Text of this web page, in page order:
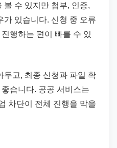
볼 수 있지만 첨부, 인증,
가 있습니다. 신청 중 오류
행하는 편이 빠를 수 있
두고, 최종 신청과 파일 확
습니다. 공공 서비스는
차단이 전체 진행을 막을